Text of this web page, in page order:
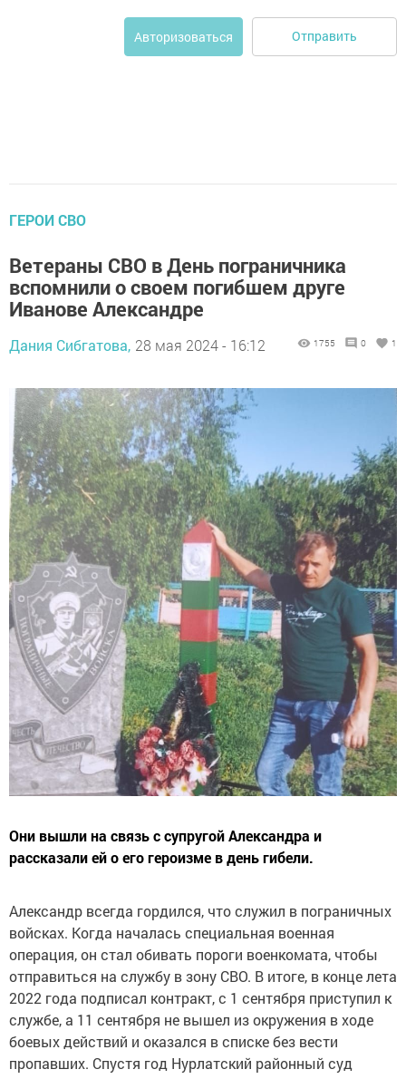
Авторизоваться Отправить
ГЕРОИ СВО
Ветераны СВО в День пограничника
вспомнили о своем погибшем друге
Иванове Александре
Дания Сибгатова, 28 мая 2024 - 16:12 1755 0 1
Они вышли на связь с супругой Александра и
рассказали ей о его героизме в день гибели.
Александр всегда гордился, что служил в пограничных
войсках. Когда началась специальная военная
операция, он стал обивать пороги военкомата, чтобы
отправиться на службу в зону СВО. В итоге, в конце лета
2022 года подписал контракт, с 1 сентября приступил к
службе, а 11 сентября не вышел из окружения в ходе
боевых действий и оказался в списке без вести
пропавших. Спустя год Нурлатский районный суд